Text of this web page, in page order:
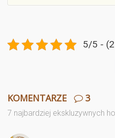
5/5 -
KOMENTARZE 3
7 najbardziej ekskluzywnych